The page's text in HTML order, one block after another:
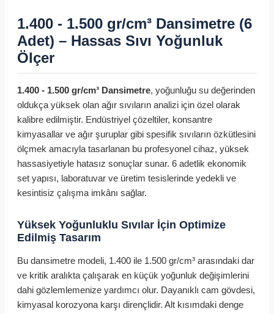
1.400 - 1.500 gr/cm³ Dansimetre (6
Adet) – Hassas Sıvı Yoğunluk
Ölçer
1.400 - 1.500 gr/cm³ Dansimetre, yoğunluğu su değerinden
oldukça yüksek olan ağır sıvıların analizi için özel olarak
kalibre edilmiştir. Endüstriyel çözeltiler, konsantre
kimyasallar ve ağır şuruplar gibi spesifik sıvıların özkütlesini
ölçmek amacıyla tasarlanan bu profesyonel cihaz, yüksek
hassasiyetiyle hatasız sonuçlar sunar. 6 adetlik ekonomik
set yapısı, laboratuvar ve üretim tesislerinde yedekli ve
kesintisiz çalışma imkânı sağlar.
Yüksek Yoğunluklu Sıvılar İçin Optimize
Edilmiş Tasarım
Bu dansimetre modeli, 1.400 ile 1.500 gr/cm³ arasındaki dar
ve kritik aralıkta çalışarak en küçük yoğunluk değişimlerini
dahi gözlemlemenize yardımcı olur. Dayanıklı cam gövdesi,
kimyasal korozyona karşı dirençlidir. Alt kısımdaki denge